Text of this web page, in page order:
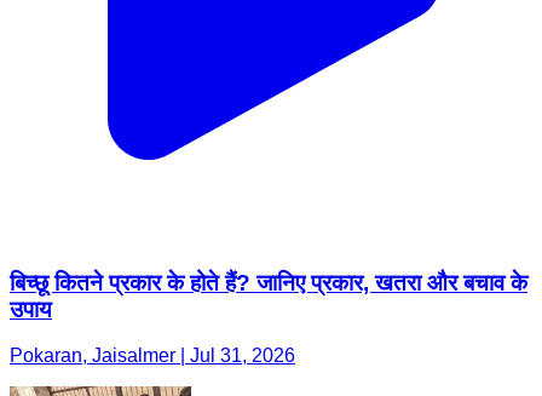
बिच्छू कितने प्रकार के होते हैं? जानिए प्रकार, खतरा और बचाव के
उपाय
Pokaran, Jaisalmer | Jul 31, 2026